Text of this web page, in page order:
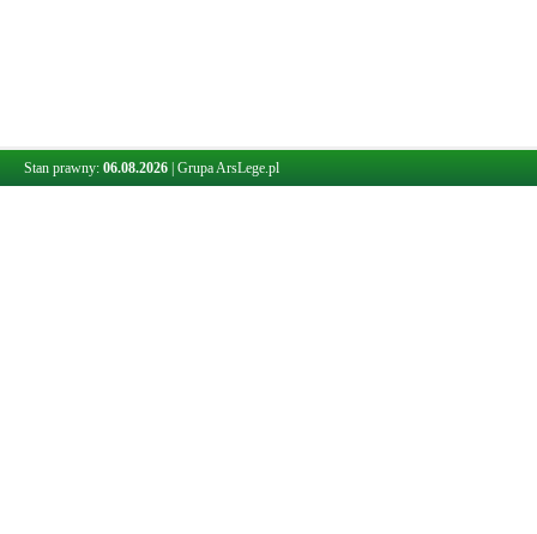
Stan prawny: 06.08.2026 Grupa ArsLege.pl